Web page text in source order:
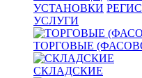
УСТАНОВКИ
УСЛУГИ
ТОРГОВЫЕ
СКЛАДСКИЕ